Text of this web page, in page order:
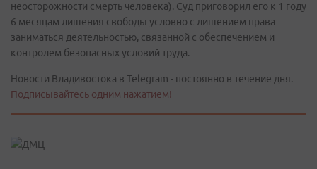
неосторожности смерть человека). Суд приговорил его к 1 году
6 месяцам лишения свободы условно с лишением права
заниматься деятельностью, связанной с обеспечением и
контролем безопасных условий труда.
Новости Владивостока в Telegram - постоянно в течение дня.
Подписывайтесь одним нажатием!